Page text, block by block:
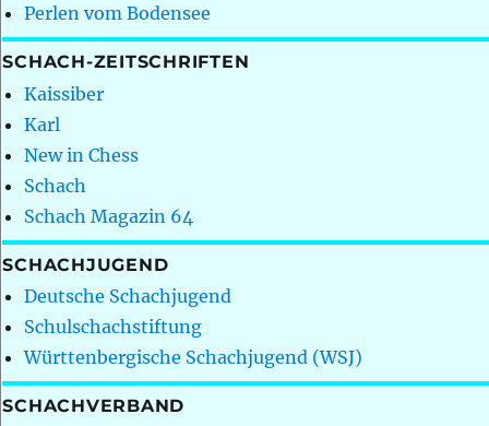
Perlen vom Bodensee
SCHACH-ZEITSCHRIFTEN
Kaissiber
Karl
New in Chess
Schach
Schach Magazin 64
SCHACHJUGEND
Deutsche Schachjugend
Schulschachstiftung
Württenbergische Schachjugend (WSJ)
SCHACHVERBAND